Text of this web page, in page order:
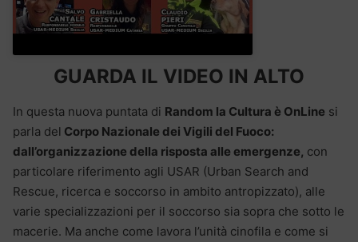
GUARDA IL VIDEO IN ALTO
In questa nuova puntata di Random la Cultura è OnLine si
parla del Corpo Nazionale dei Vigili del Fuoco:
dall’organizzazione della risposta alle emergenze, con
particolare riferimento agli USAR (Urban Search and
Rescue, ricerca e soccorso in ambito antropizzato), alle
varie specializzazioni per il soccorso sia sopra che sotto le
macerie. Ma anche come lavora l’unità cinofila e come si